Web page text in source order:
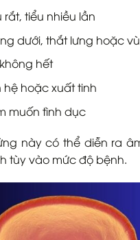
rắt, tiểu nhiều lần
dưới, thắt lưng hoặc
hết
hoặc xuất tinh
muốn tình dục
này có thể diễn ra
tùy vào mức độ bệnh.